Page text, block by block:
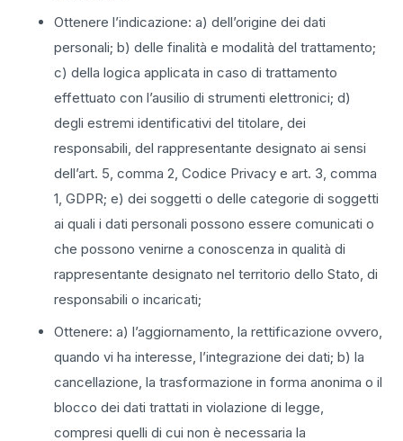
Ottenere l’indicazione: a) dell’origine dei dati
personali; b) delle finalità e modalità del trattamento;
c) della logica applicata in caso di trattamento
effettuato con l’ausilio di strumenti elettronici; d)
degli estremi identificativi del titolare, dei
responsabili, del rappresentante designato ai sensi
dell’art. 5, comma 2, Codice Privacy e art. 3, comma
1, GDPR; e) dei soggetti o delle categorie di soggetti
ai quali i dati personali possono essere comunicati o
che possono venirne a conoscenza in qualità di
rappresentante designato nel territorio dello Stato, di
responsabili o incaricati;
Ottenere: a) l’aggiornamento, la rettificazione ovvero,
quando vi ha interesse, l’integrazione dei dati; b) la
cancellazione, la trasformazione in forma anonima o il
blocco dei dati trattati in violazione di legge,
compresi quelli di cui non è necessaria la